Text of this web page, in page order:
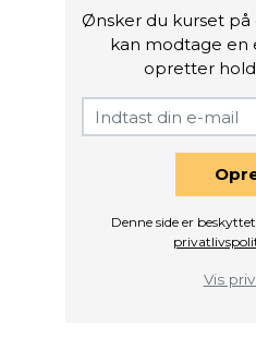
Ønsker du kurset på
kan modtage en
opretter
Denne side er
Vis